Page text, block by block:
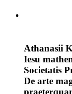
Athanasii
Iesu
Societatis
De arte